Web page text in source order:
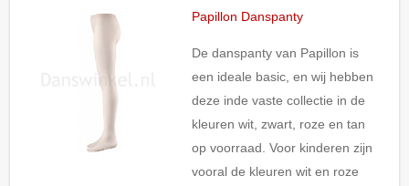
Papillon Danspanty
De danspanty van Papillon is
een ideale basic, en wij hebben
deze inde vaste collectie in de
kleuren wit, zwart, roze en tan
op voorraad. Voor kinderen zijn
vooral de kleuren wit en roze